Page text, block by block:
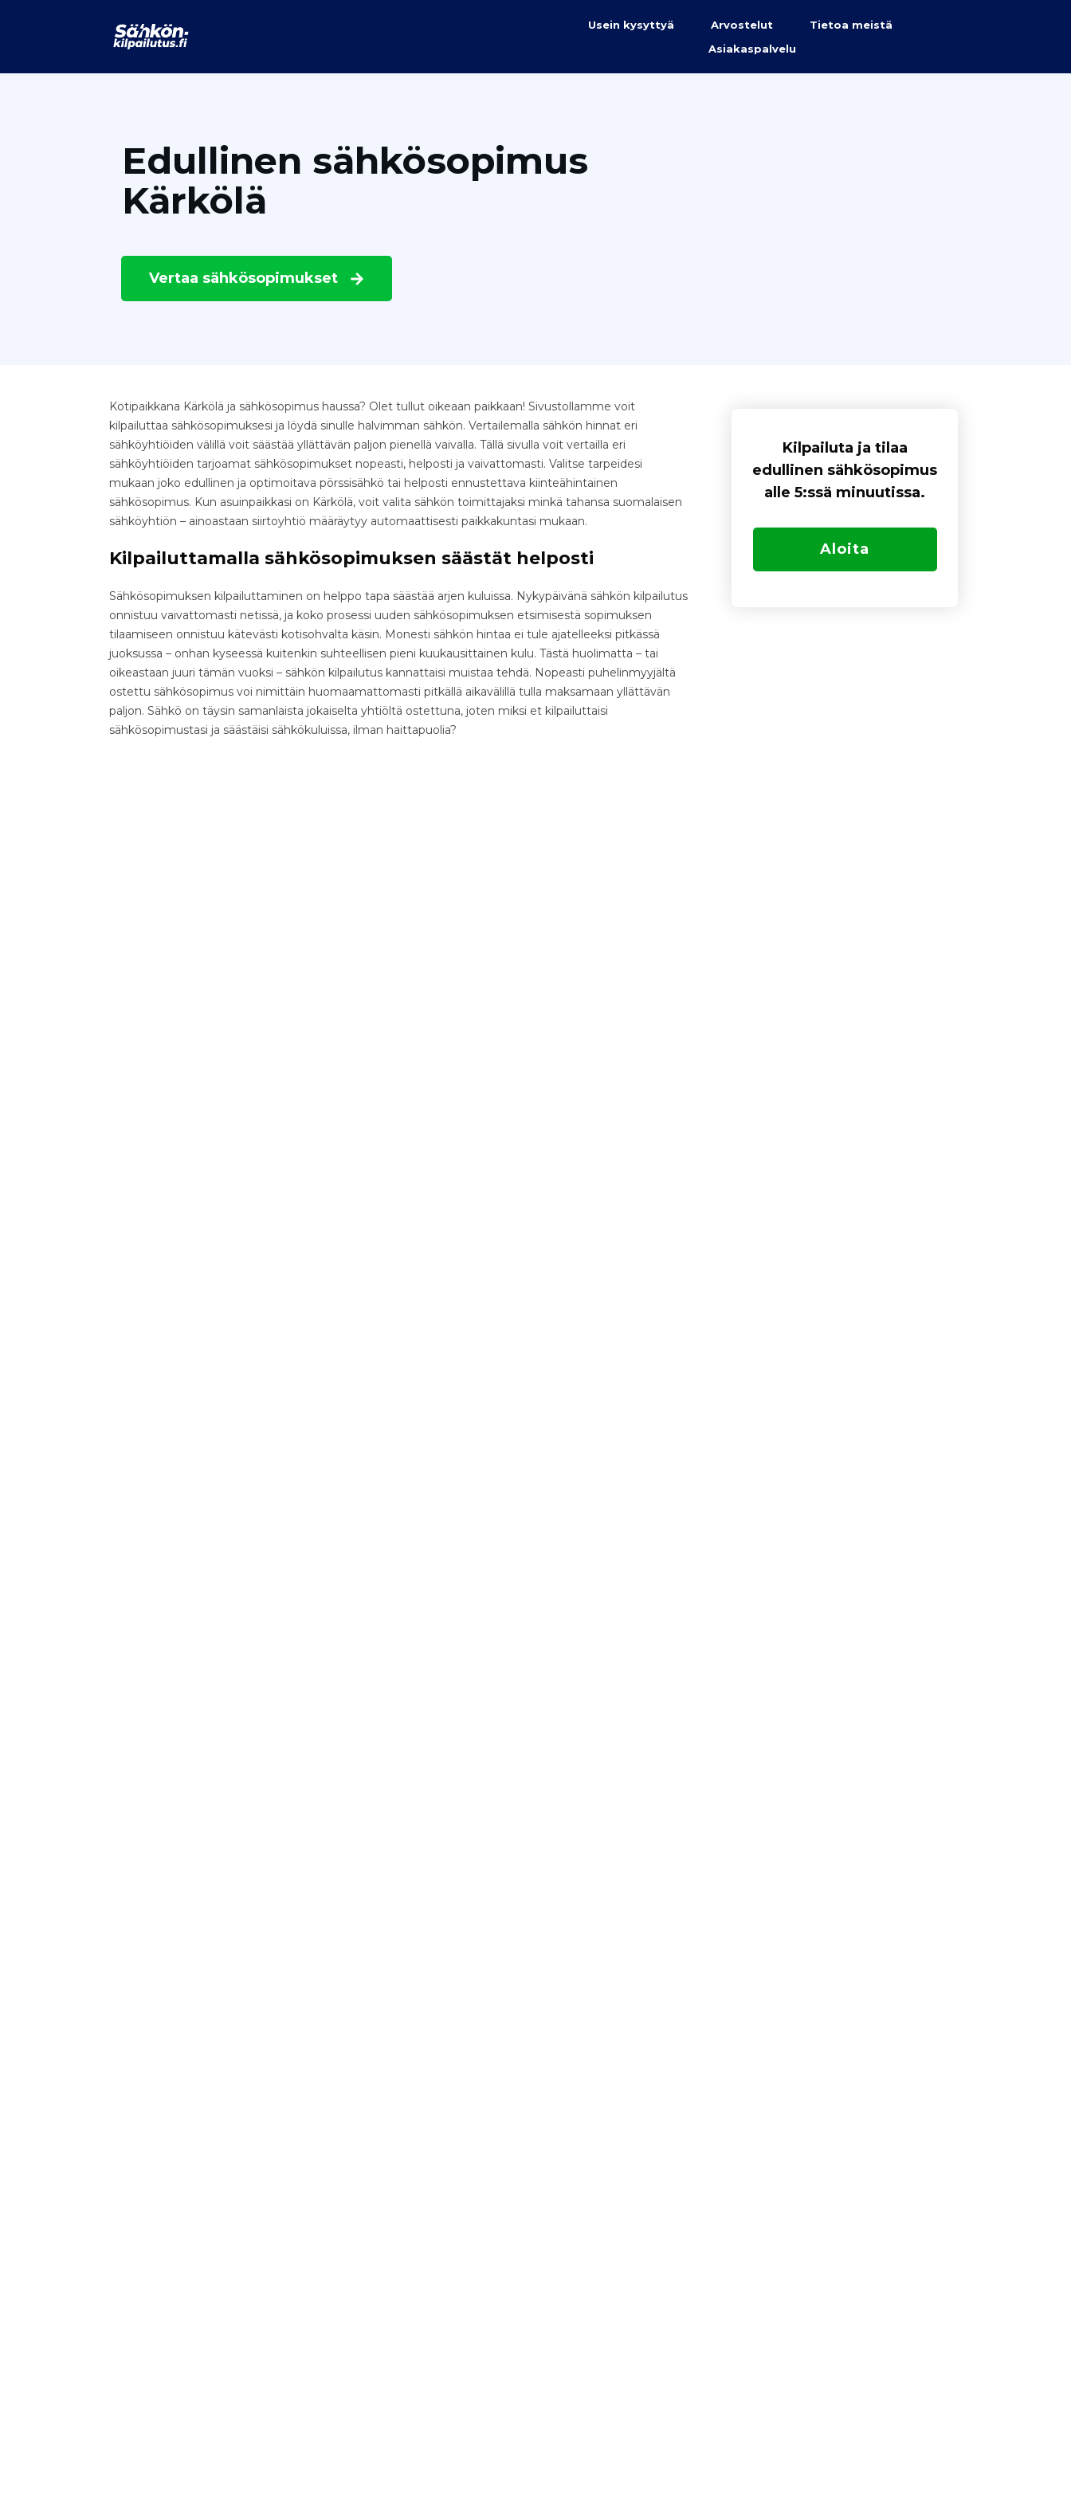
Usein kysyttyä Arvostelut
Tietoa meistä
Asiakaspalvelu
Edullinen sähkösopimus
Kärkölä
Vertaa sähkösopimukset
Kotipaikkana Kärkölä ja sähkösopimus haussa? Olet tullut oikeaan paikkaan! Sivustollamme voit
kilpailuttaa sähkösopimuksesi ja löydä sinulle halvimman sähkön. Vertailemalla sähkön hinnat eri
sähköyhtiöiden välillä voit säästää yllättävän paljon pienellä vaivalla. Tällä sivulla voit vertailla eri
sähköyhtiöiden tarjoamat sähkösopimukset nopeasti, helposti ja vaivattomasti. Valitse tarpeidesi
mukaan joko edullinen ja optimoitava pörssisähkö tai helposti ennustettava kiinteähintainen
sähkösopimus. Kun asuinpaikkasi on Kärkölä, voit valita sähkön toimittajaksi minkä tahansa suomalaisen
sähköyhtiön – ainoastaan siirtoyhtiö määräytyy automaattisesti paikkakuntasi mukaan.
Kilpailuttamalla sähkösopimuksen säästät helposti
Sähkösopimuksen kilpailuttaminen on helppo tapa säästää arjen kuluissa. Nykypäivänä sähkön kilpailutus
onnistuu vaivattomasti netissä, ja koko prosessi uuden sähkösopimuksen etsimisestä sopimuksen
tilaamiseen onnistuu kätevästi kotisohvalta käsin. Monesti sähkön hintaa ei tule ajatelleeksi pitkässä
juoksussa – onhan kyseessä kuitenkin suhteellisen pieni kuukausittainen kulu. Tästä huolimatta – tai
oikeastaan juuri tämän vuoksi – sähkön kilpailutus kannattaisi muistaa tehdä. Nopeasti puhelinmyyjältä
ostettu sähkösopimus voi nimittäin huomaamattomasti pitkällä aikavälillä tulla maksamaan yllättävän
paljon. Sähkö on täysin samanlaista jokaiselta yhtiöltä ostettuna, joten miksi et kilpailuttaisi
sähkösopimustasi ja säästäisi sähkökuluissa, ilman haittapuolia?
Kilpailuta ja tilaa
edullinen sähkösopimus
alle 5:ssä minuutissa.
Aloita